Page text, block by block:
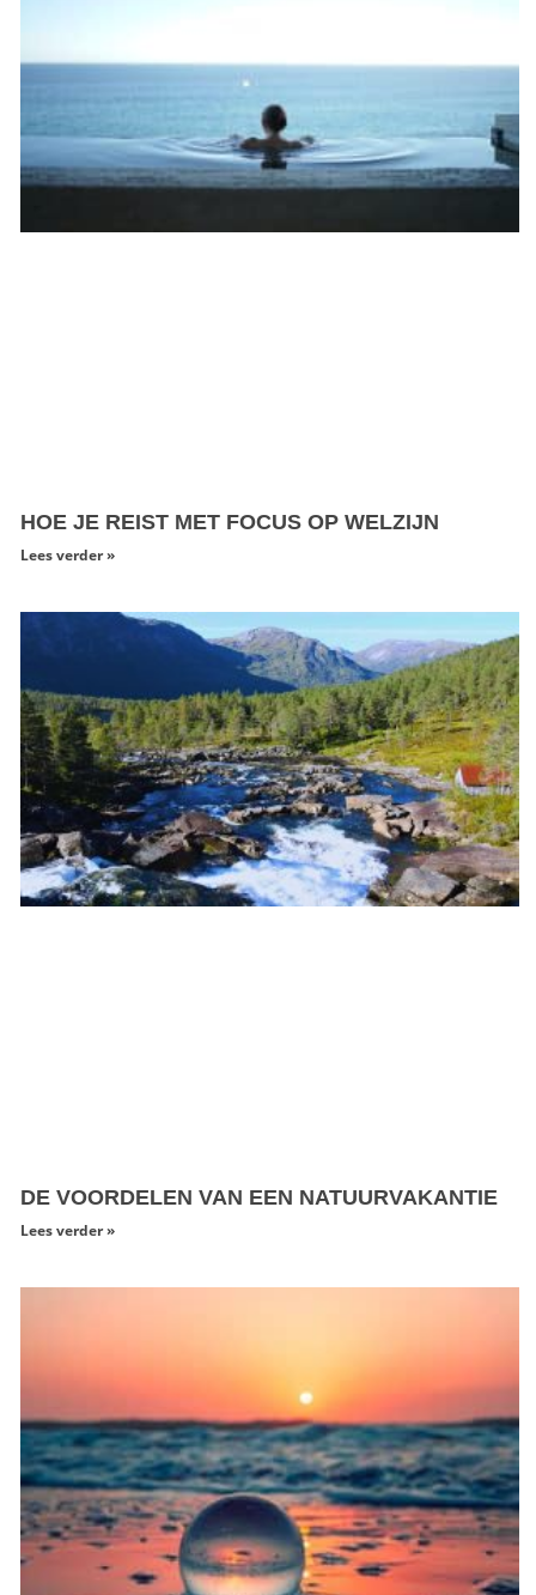
HOE JE REIST MET FOCUS OP WELZIJN
Lees verder »
DE VOORDELEN VAN EEN NATUURVAKANTIE
Lees verder »